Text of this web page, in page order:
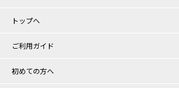
トップへ
ご利用ガイド
初めての方へ